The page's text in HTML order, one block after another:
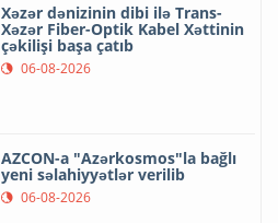
Xəzər dənizinin dibi ilə Trans-
Xəzər Fiber-Optik Kabel Xəttinin
çəkilişi başa çatıb
06-08-2026
AZCON-a "Azərkosmos"la bağlı
yeni səlahiyyətlər verilib
06-08-2026